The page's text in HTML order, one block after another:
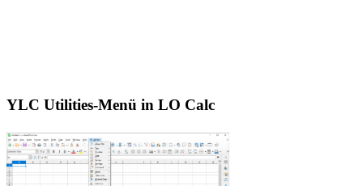
YLC Utilities-Menü in LO Calc